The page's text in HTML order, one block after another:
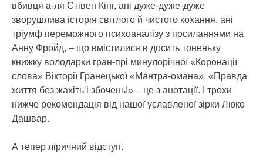
вбивця а-ля Стівен Кінг, ані дуже-дуже-дуже
зворушлива історія світлого й чистого кохання, ані
тріумф переможного психоаналізу з посиланнями на
Анну Фройд, – що вмістилися в досить тоненьку
книжку володарки гран-прі минулорічної «Коронації
слова» Вікторії Гранецької «Мантра-омана». «Правда
життя без жахіть і збочень!» – це з анотації. І трохи
нижче рекомендація від нашої уславленої зірки Люко
Дашвар.
А тепер ліричний відступ.